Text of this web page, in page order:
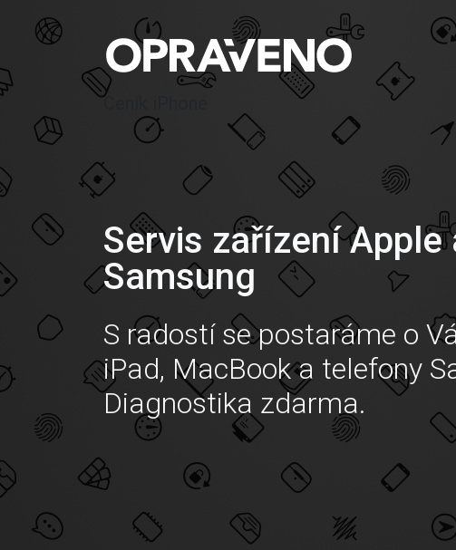
Ceník iPhone
Servis zařízení Apple
Samsung
S radostí se postaráme o
iPad, MacBook a telefony
Diagnostika zdarma.